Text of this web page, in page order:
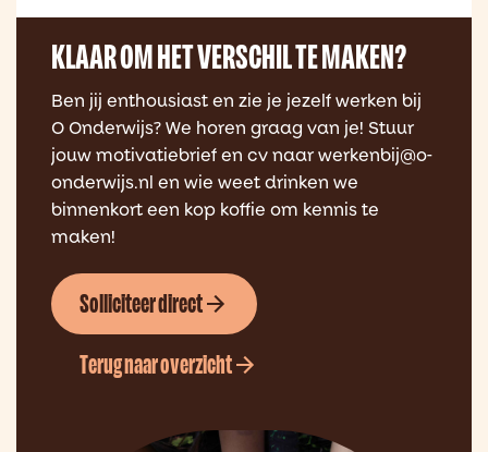
KLAAR OM HET VERSCHIL TE MAKEN?
Ben jij enthousiast en zie je jezelf werken bij
O Onderwijs? We horen graag van je! Stuur
jouw motivatiebrief en cv naar werkenbij@o-
onderwijs.nl en wie weet drinken we
binnenkort een kop koffie om kennis te
maken!
Solliciteer direct
Terug naar overzicht